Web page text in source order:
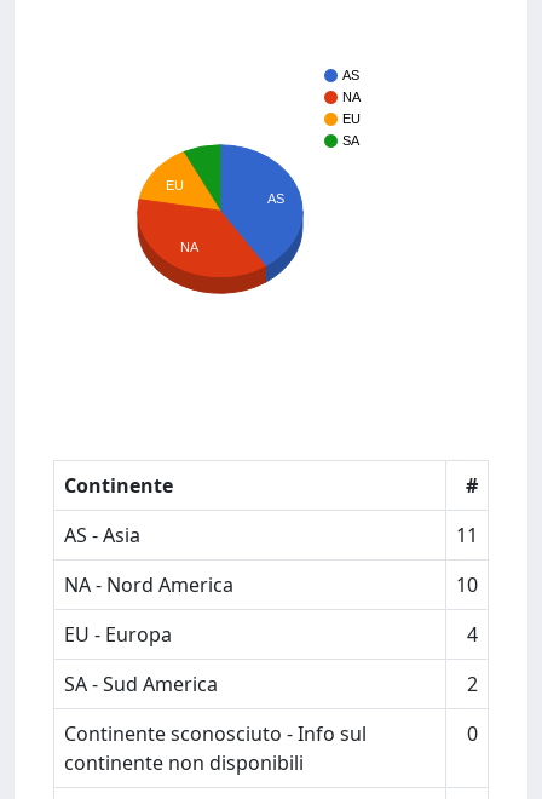
AS
NA
EU
SA
AS
EU
NA
Continente
#
AS - Asia
11
NA - Nord America
10
EU - Europa
4
SA - Sud America
2
Continente sconosciuto - Info sul
continente non disponibili
0